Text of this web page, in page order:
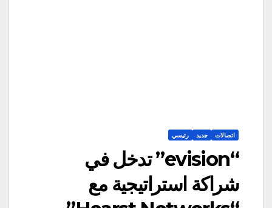
اتصالات جديد رئيسي
“evision” تدخل في
شراكة استراتيجية مع